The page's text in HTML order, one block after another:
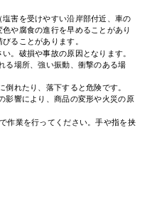
害を受けやすい沿岸部付近、車の
や腐食の進行を早めることがあり
ることがあります。
。破損や事故の原因となります。
る場所、強い振動、衝撃のある場
れたり、落下すると危険です。
影響により、商品の変形や火災の原
作業を行ってください。手や指を挟